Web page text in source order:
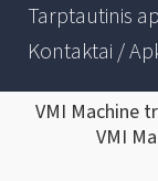
Tarptautinis
Kontaktai /
VMI Machine
VMI